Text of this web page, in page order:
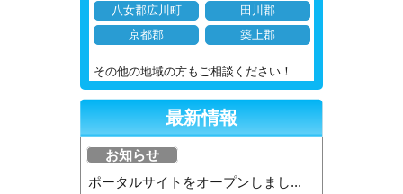
八女郡広川町
田川郡
京都郡
築上郡
その他の地域の方もご相談ください！
最新情報
お知らせ
ポータルサイトをオープンしまし...